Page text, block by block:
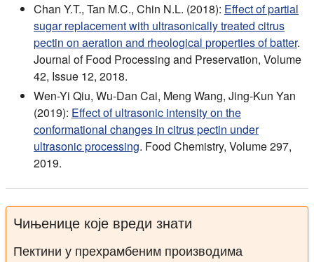
Chan Y.T., Tan M.C., Chin N.L. (2018): Effect of partial
sugar replacement with ultrasonically treated citrus
pectin on aeration and rheological properties of batter.
Journal of Food Processing and Preservation, Volume
42, Issue 12, 2018.
Wen-Yi Qiu, Wu-Dan Cai, Meng Wang, Jing-Kun Yan
(2019): Effect of ultrasonic intensity on the
conformational changes in citrus pectin under
ultrasonic processing. Food Chemistry, Volume 297,
2019.
Чињенице које вреди знати
Пектини у прехрамбеним производима